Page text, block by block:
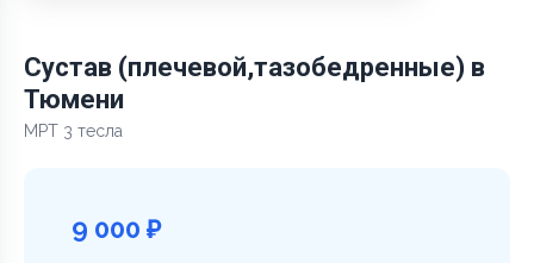
Сустав (плечевой,тазобедренные) в
Тюмени
МРТ 3 тесла
9 000 ₽